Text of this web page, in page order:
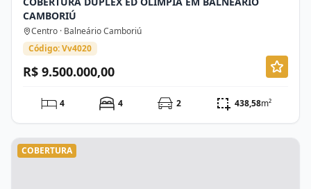
CAMBORIÚ
Centro · Balneário Camboriú
Código: Vv4020
R$ 9.500.000,00
4 4 2 438,58m²
COBERTURA